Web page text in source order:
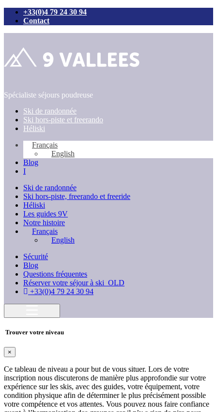
+33(0)4 79 24 30 94
Contact
contenu
Spécialiste séjours poudreuse
Ski de randonnée
Ski hors-piste et freerando
Héliski
Français
English
Blog
I
Ski de randonnée
Ski hors-piste, freerando et freeride
Héliski
Les guides 9V
Notre histoire
Français
English
Sécurité
Blog
Questions fréquentes
Réserver votre séjour à ski_OLD
+33(0)4 79 24 30 94
Trouver votre niveau
×
Ce tableau de niveau a pour but de vous situer. Lors de votre
inscription nous discuterons de manière plus approfondie sur votre
expérience sur les skis, avec des guides, votre équipement, votre
condition physique afin de déterminer le plus précisément possible
votre compétence et vos attentes. Vous pouvez nous faire confiance